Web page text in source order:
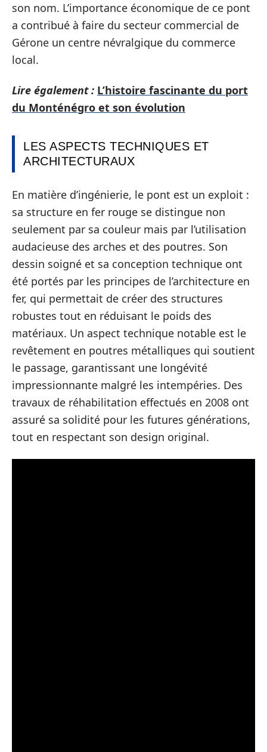
son nom. L’importance économique de ce pont
a contribué à faire du secteur commercial de
Gérone un centre névralgique du commerce
local.
Lire également : L’histoire fascinante du port
du Monténégro et son évolution
LES ASPECTS TECHNIQUES ET
ARCHITECTURAUX
En matière d’ingénierie, le pont est un exploit :
sa structure en fer rouge se distingue non
seulement par sa couleur mais par l’utilisation
audacieuse des arches et des poutres. Son
dessin soigné et sa conception technique ont
été portés par les principes de l’architecture en
fer, qui permettait de créer des structures
robustes tout en réduisant le poids des
matériaux. Un aspect technique notable est le
revêtement en poutres métalliques qui soutient
le passage, garantissant une longévité
impressionnante malgré les intempéries. Des
travaux de réhabilitation effectués en 2008 ont
assuré sa solidité pour les futures générations,
tout en respectant son design original.